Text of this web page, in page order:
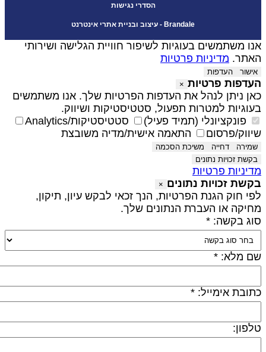
הסדרי נגישות
Brandale - עיצוב ובניית אתרי אינטרנט
משתמשים בעוגיות לשיפור חוויית הגלישה ושירותי
מדיניות פרטיות
אישור העדפות
פרטיות ×
ניתן לנהל את העדפות הפרטיות שלך. אנו משתמשים
למטרות תפעול, סטטיסטיקות ושיווק.
פונקציונלי (תמיד פעיל)
סטטיסטיקות/Analytics
פרסום
התאמה אישית/מדיה משובצת
שמירה דחייה
משיכת הסכמה
בקשת זכויות נתונים
פרטיות
זכויות נתונים ×
חוק הגנת הפרטיות, הנך זכאי לבקש עיון, תיקון,
או העברת הנתונים שלך.
בקשה: *
מלא: *
אימייל: *